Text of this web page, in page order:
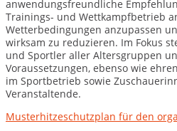
anwendungsfreundliche
Trainings- und Wettkampfbetrieb
Wetterbedingungen anzupassen
wirksam zu reduzieren. Im Fokus
und Sportler aller Altersgruppen
Voraussetzungen, ebenso wie
im Sportbetrieb sowie
Veranstaltende.
Musterhitzeschutzplan für den